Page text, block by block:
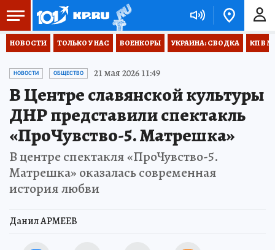
НОВОСТИ ТОЛЬКО У НАС ВОЕНКОРЫ УКРАИНА: СВОДКА КП В
НОВОСТИ ОБЩЕСТВО 21 мая 2026 11:49
В Центре славянской культуры
ДНР представили спектакль
«ПроЧувство-5. Матрешка»
В центре спектакля «ПроЧувство-5.
Матрешка» оказалась современная
история любви
Данил АРМЕЕВ